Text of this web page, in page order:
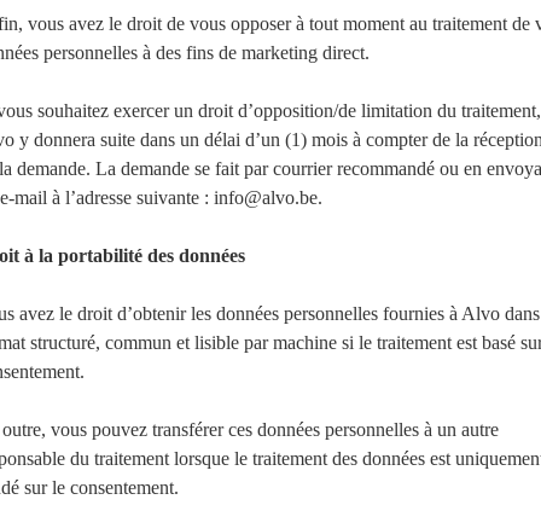
vous avez le droit de vous opposer à tout moment au traitement de
personnelles à des fins de marketing direct.
souhaitez exercer un droit d’opposition/de limitation du traitement,
y donnera suite dans un délai d’un (1) mois à compter de la
demande. La demande se fait par courrier recommandé ou en
mail à l’adresse suivante : info@alvo.be.
à la portabilité des données
avez le droit d’obtenir les données personnelles fournies à Alvo
structuré, commun et lisible par machine si le traitement est basé
vous pouvez transférer ces données personnelles à un autre
du traitement lorsque le traitement des données est
sur le consentement.